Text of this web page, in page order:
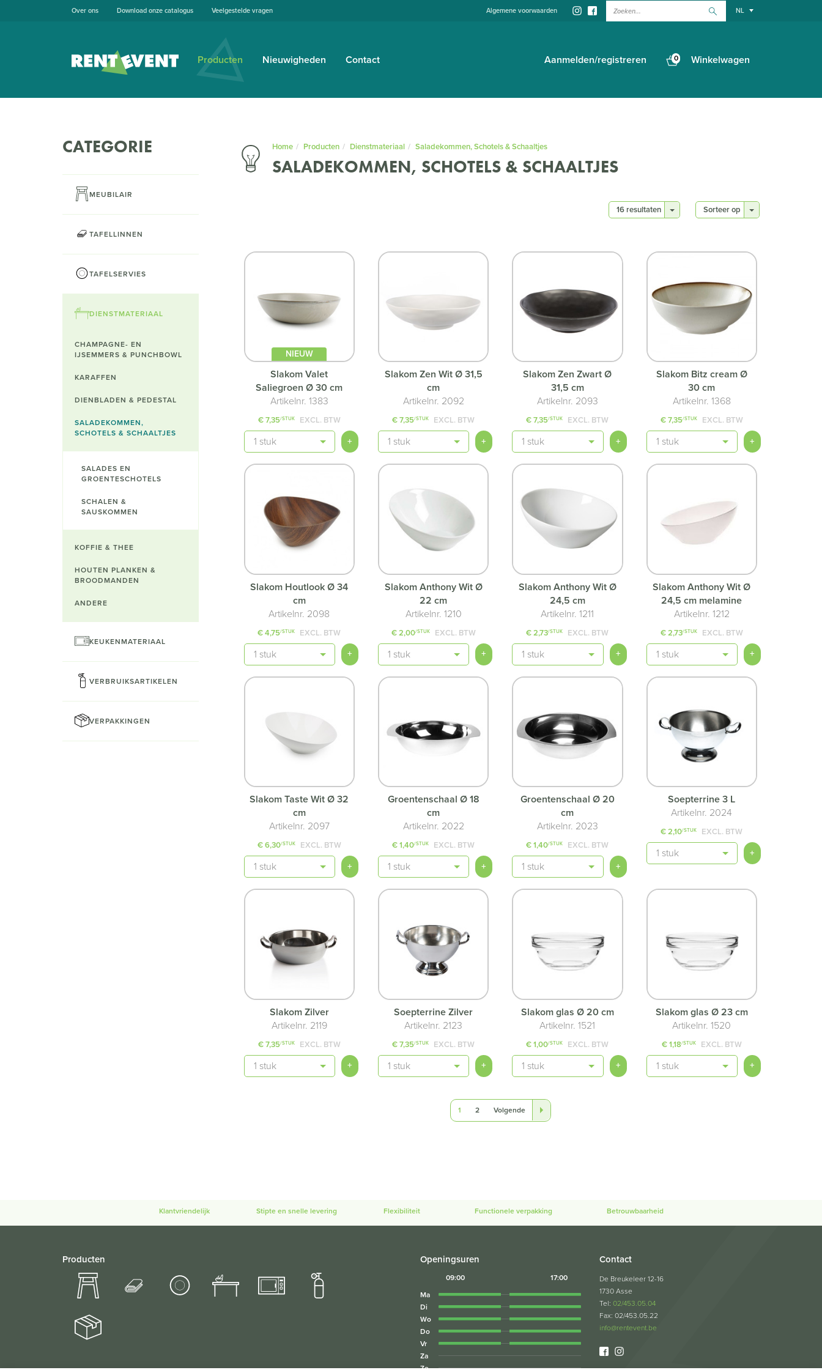
NL
Zoeken...
Algemene voorwaarden
Over ons Download onze catalogus Veelgestelde vragen
Producten Nieuwigheden Contact Aanmelden/registreren Winkelwagen
0
CATEGORIE
MEUBILAIR
TAFELLINNEN
TAFELSERVIES
DIENSTMATERIAAL
CHAMPAGNE- EN
IJSEMMERS & PUNCHBOWL
KARAFFEN
DIENBLADEN & PEDESTAL
SALADEKOMMEN,
SCHOTELS & SCHAALTJES
SALADES EN
GROENTESCHOTELS
SCHALEN &
SAUSKOMMEN
KOFFIE & THEE
HOUTEN PLANKEN &
BROODMANDEN
ANDERE
KEUKENMATERIAAL
VERBRUIKSARTIKELEN
VERPAKKINGEN
Home Producten Dienstmateriaal Saladekommen, Schotels & Schaaltjes
SALADEKOMMEN, SCHOTELS & SCHAALTJES
Sorteer op
16 resultaten
NIEUW
Slakom Valet
Saliegroen Ø 30 cm
Artikelnr. 1383
€ 7,35/STUK EXCL. BTW
Aantal +
Slakom Zen Wit Ø 31,5
cm
Artikelnr. 2092
€ 7,35/STUK EXCL. BTW
Aantal +
Slakom Zen Zwart Ø
31,5 cm
Artikelnr. 2093
€ 7,35/STUK EXCL. BTW
Aantal +
Slakom Bitz cream Ø
30 cm
Artikelnr. 1368
€ 7,35/STUK EXCL. BTW
Aantal +
Slakom Houtlook Ø 34
cm
Artikelnr. 2098
€ 4,75/STUK EXCL. BTW
Aantal +
Slakom Anthony Wit Ø
22 cm
Artikelnr. 1210
€ 2,00/STUK EXCL. BTW
Aantal +
Slakom Anthony Wit Ø
24,5 cm
Artikelnr. 1211
€ 2,73/STUK EXCL. BTW
Aantal +
Slakom Anthony Wit Ø
24,5 cm melamine
Artikelnr. 1212
€ 2,73/STUK EXCL. BTW
Aantal +
Slakom Taste Wit Ø 32
cm
Artikelnr. 2097
€ 6,30/STUK EXCL. BTW
Aantal +
Groentenschaal Ø 18
cm
Artikelnr. 2022
€ 1,40/STUK EXCL. BTW
Aantal +
Groentenschaal Ø 20
cm
Artikelnr. 2023
€ 1,40/STUK EXCL. BTW
Aantal +
Soepterrine 3 L
Artikelnr. 2024
€ 2,10/STUK EXCL. BTW
Aantal +
Slakom Zilver
Artikelnr. 2119
€ 7,35/STUK EXCL. BTW
Aantal +
Soepterrine Zilver
Artikelnr. 2123
€ 7,35/STUK EXCL. BTW
Aantal +
Slakom glas Ø 20 cm
Artikelnr. 1521
€ 1,00/STUK EXCL. BTW
Aantal +
Slakom glas Ø 23 cm
Artikelnr. 1520
€ 1,18/STUK EXCL. BTW
Aantal +
1 2 Volgende
Klantvriendelijk Stipte en snelle levering Flexibiliteit Functionele verpakking Betrouwbaarheid
Producten Openingsuren
09:00
17:00
Ma
Di
Wo
Do
Vr
Za
Zo
Contact
De Breukeleer 12-16
1730 Asse
Tel: 02/453.05.04
Fax: 02/453.05.22
info@rentevent.be